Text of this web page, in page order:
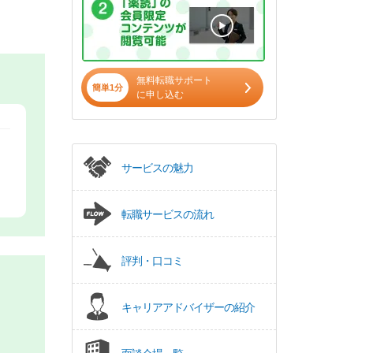
簡単1分
無料転職サポート
に申し込む
サービスの魅力
転職サービスの流れ
評判・口コミ
キャリアアドバイザーの紹介